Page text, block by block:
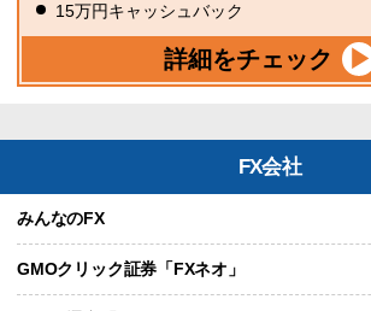
15万円キャッシュバック
詳細をチェック
FX会社
みんなのFX
GMOクリック証券「FXネオ」